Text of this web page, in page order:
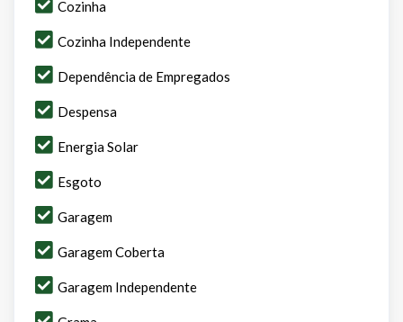
Cozinha
Cozinha Independente
Dependência de Empregados
Despensa
Energia Solar
Esgoto
Garagem
Garagem Coberta
Garagem Independente